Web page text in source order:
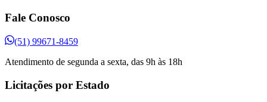
Fale Conosco
(51) 99671-8459
Atendimento de segunda a sexta, das 9h às 18h
Licitações por Estado